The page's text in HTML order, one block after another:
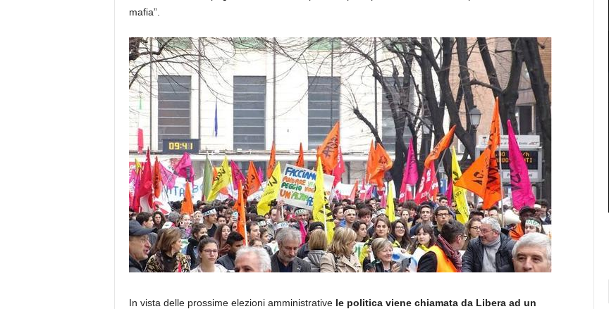
mafia”.
In vista delle prossime elezioni amministrative le politica viene chiamata da Libera ad un